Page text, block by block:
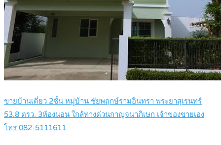
ขายบ้านเดี่ยว 2ชั้น หมู่บ้าน ชัยพฤกษ์รามอินทรา พระยาสุเรนทร์
53.8 ตรว. 3ห้องนอน ใกล้ทางด่วนกาญจนาภิเษก เจ้าของขายเอง
โทร 082-5111611